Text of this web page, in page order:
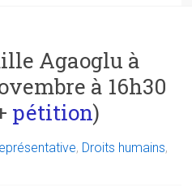
Agaoglu à
à 16h30
pétition)
, Droits humains,